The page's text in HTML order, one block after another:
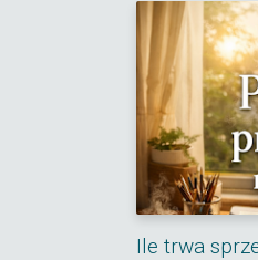
Ile trwa